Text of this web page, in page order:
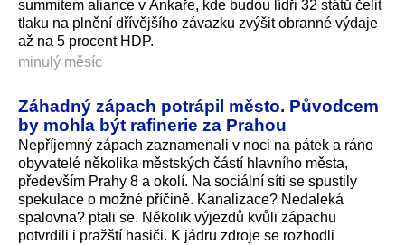
summitem aliance v Ankaře, kde budou lídři 32 států čelit
tlaku na plnění dřívějšího závazku zvýšit obranné výdaje
až na 5 procent HDP.
minulý měsíc
Záhadný zápach potrápil město. Původcem
by mohla být rafinerie za Prahou
Nepříjemný zápach zaznamenali v noci na pátek a ráno
obyvatelé několika městských částí hlavního města,
především Prahy 8 a okolí. Na sociální síti se spustily
spekulace o možné příčině. Kanalizace? Nedaleká
spalovna? ptali se. Několik výjezdů kvůli zápachu
potvrdili i pražští hasiči. K jádru zdroje se rozhodli